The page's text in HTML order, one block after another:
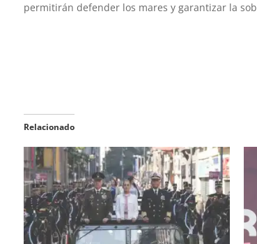
permitirán defender los mares y garantizar la
Relacionado